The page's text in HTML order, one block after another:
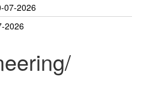
07-2026
2026